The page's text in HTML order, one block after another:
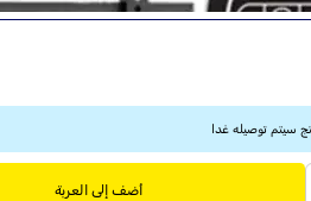
سيتم توصيله غدا
أضف إلى العربة